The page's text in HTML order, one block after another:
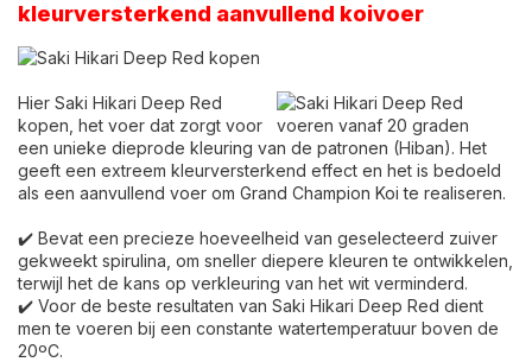
kleurversterkend aanvullend koivoer
Hier Saki Hikari Deep Red
kopen, het voer dat zorgt voor
een unieke dieprode kleuring van de patronen (Hiban). Het
geeft een extreem kleurversterkend effect en het is bedoeld
als een aanvullend voer om Grand Champion Koi te realiseren.
✔️ Bevat een precieze hoeveelheid van geselecteerd zuiver
gekweekt spirulina, om sneller diepere kleuren te ontwikkelen,
terwijl het de kans op verkleuring van het wit verminderd.
✔️ Voor de beste resultaten van Saki Hikari Deep Red dient
men te voeren bij een constante watertemperatuur boven de
20ºC.